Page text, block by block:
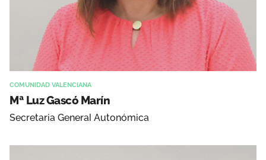
COMUNIDAD VALENCIANA
Mª Luz Gascó Marín
Secretaria General Autonómica